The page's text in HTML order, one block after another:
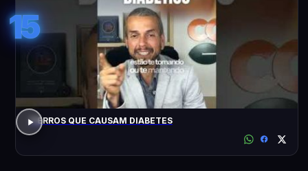
15
7 ERROS QUE CAUSAM DIABETES